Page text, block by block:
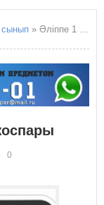
» Әліппе 1 сынып. Күнделік жоспары
0